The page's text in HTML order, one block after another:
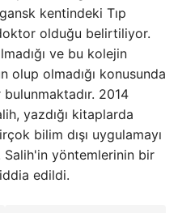
kentindeki Tıp
olduğu belirtiliyor.
ve bu kolejin
olup olmadığı konusunda
2014
yazdığı kitaplarda
bilim dışı uygulamayı
Salih'in yöntemlerinin bir
edildi.